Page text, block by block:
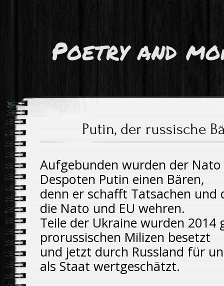
Poetry and
Putin, der russische
Aufgebunden wurden der
Despoten Putin einen Bären,
denn er schafft Tatsachen und
die Nato und EU wehren.
Teile der Ukraine wurden
prorussischen Milizen besetzt
und jetzt durch Russland für
als Staat wertgeschätzt.